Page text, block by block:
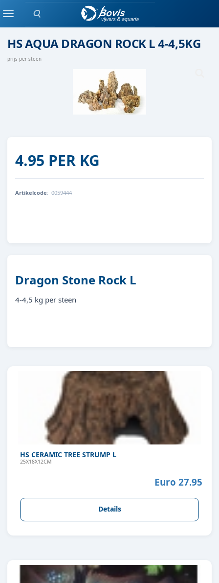
Zoeken
MenuSteen
HS AQUA DRAGON ROCK L 4-4,5KG
prijs per steen
4.95 PER KG
Artikelcode: 0059444
Dragon Stone Rock L
4-4,5 kg per steen
HS CERAMIC TREE STRUMP L
25X18X12CM
Euro 27.95
Details